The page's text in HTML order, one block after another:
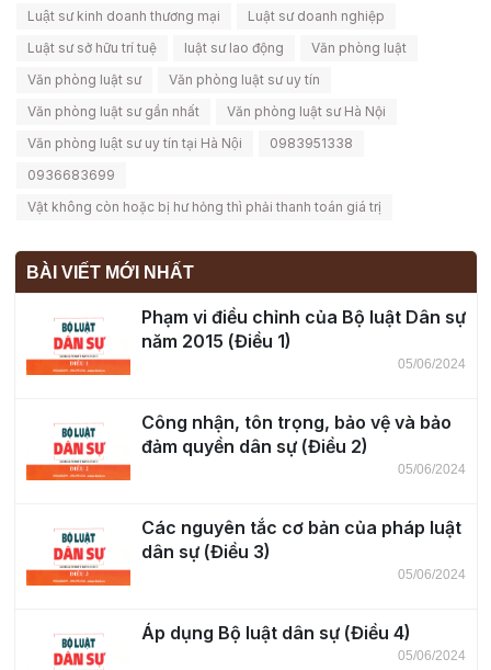
Luật sư kinh doanh thương mại
Luật sư doanh nghiệp
Luật sư sở hữu trí tuệ
luật sư lao động
Văn phòng luật
Văn phòng luật sư
Văn phòng luật sư uy tín
Văn phòng luật sư gần nhất
Văn phòng luật sư Hà Nội
Văn phòng luật sư uy tín tại Hà Nội
0983951338
0936683699
Vật không còn hoặc bị hư hỏng thì phải thanh toán giá trị
BÀI VIẾT MỚI NHẤT
Phạm vi điều chỉnh của Bộ luật Dân sự
năm 2015 (Điều 1)
05/06/2024
Công nhận, tôn trọng, bảo vệ và bảo
đảm quyền dân sự (Điều 2)
05/06/2024
Các nguyên tắc cơ bản của pháp luật
dân sự (Điều 3)
05/06/2024
Áp dụng Bộ luật dân sự (Điều 4)
05/06/2024